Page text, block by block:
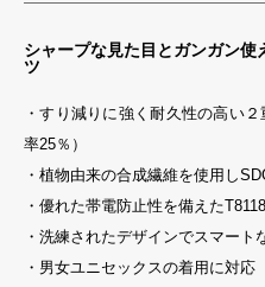
シャープな見た目とガンガン
ツ
・すり減りに強く耐久性の高い
率25％）
・植物由来の合成繊維を使用し
・優れた帯電防止性を備えた
・洗練されたデザインでスマート
・男女ユニセックスの着用に対応